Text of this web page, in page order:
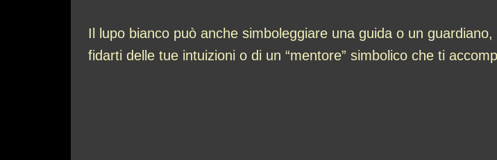
Il lupo bianco può anche simboleggiare una guida o un
fidarti delle tue intuizioni o di un “mentore” simbolico che ti